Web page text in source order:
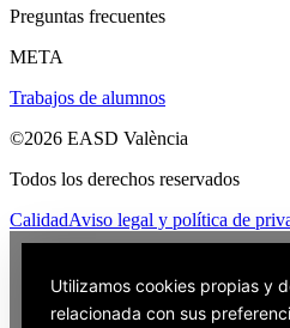
Preguntas frecuentes
META
Trabajos de alumnos
©2026 EASD València
Todos los derechos reservados
CalidadAviso legal y política de
Utilizamos cookies propias y
relacionada con sus